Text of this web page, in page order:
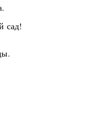
сад!